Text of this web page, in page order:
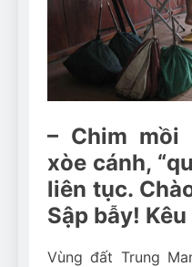
Can
And
7 Năm
How
– Chim mồi
xòe cánh,
liên tục.
Sập bẫy!
Vùng đất Trung